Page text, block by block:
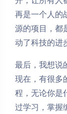
再是一个人的
源的项目，都
动了科技的进
最后，我想说
现在，有很多
程，无论你是
过学习，掌握